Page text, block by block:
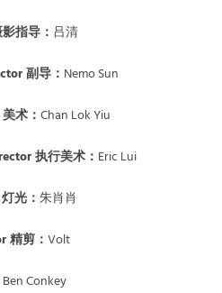
指导： 吕清
副导： Nemo Sun
术： Chan Lok Yiu
执行美术： Eric Lui
光： 朱肖肖
精剪： Volt
Ben Conkey